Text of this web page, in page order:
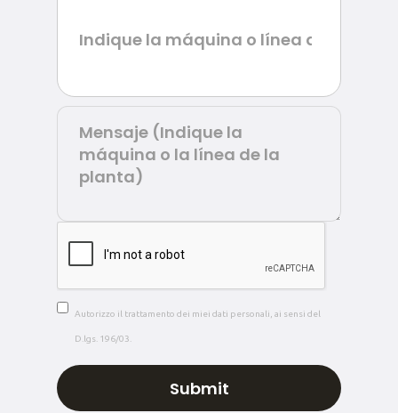
Autorizzo il trattamento dei miei dati personali, ai sensi del
D.lgs. 196/03.